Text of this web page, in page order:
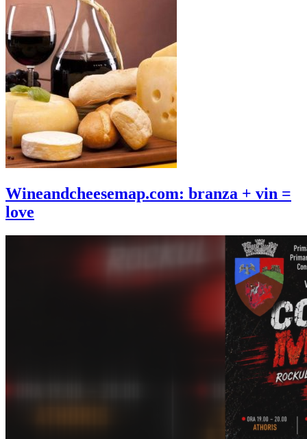
Wineandcheesemap.com: branza + vin =
love